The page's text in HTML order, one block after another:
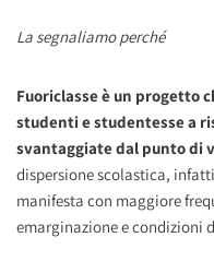
La segnaliamo perché
Fuoriclasse è un progetto
studenti e studentesse a
svantaggiate dal punto di
dispersione scolastica,
manifesta con maggiore
emarginazione e condizioni